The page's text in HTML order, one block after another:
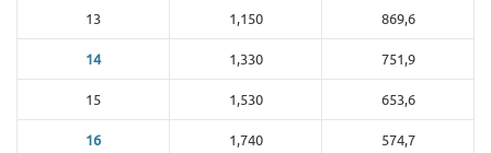
13 1,150 869,6
14 1,330 751,9
15 1,530 653,6
16 1,740 574,7